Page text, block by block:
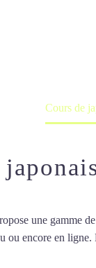
Cours de
une gamme
ou encore en